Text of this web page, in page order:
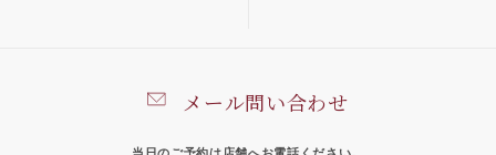
メール問い合わせ
当日のご予約は店舗へお電話ください。